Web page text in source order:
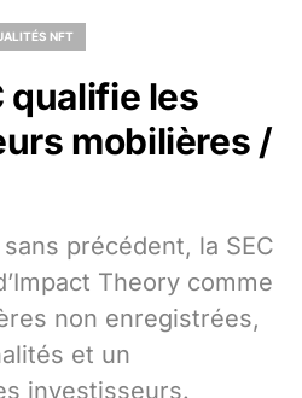
NFT
qualifie les
mobilières /
précédent, la SEC
Theory comme
non enregistrées,
et un
investisseurs.